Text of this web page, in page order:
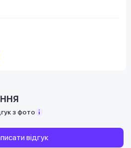
з фото
відгук